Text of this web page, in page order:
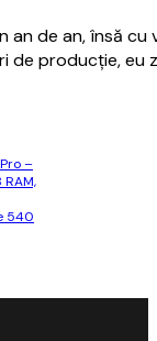
de an, însă
de producţie,
–
540